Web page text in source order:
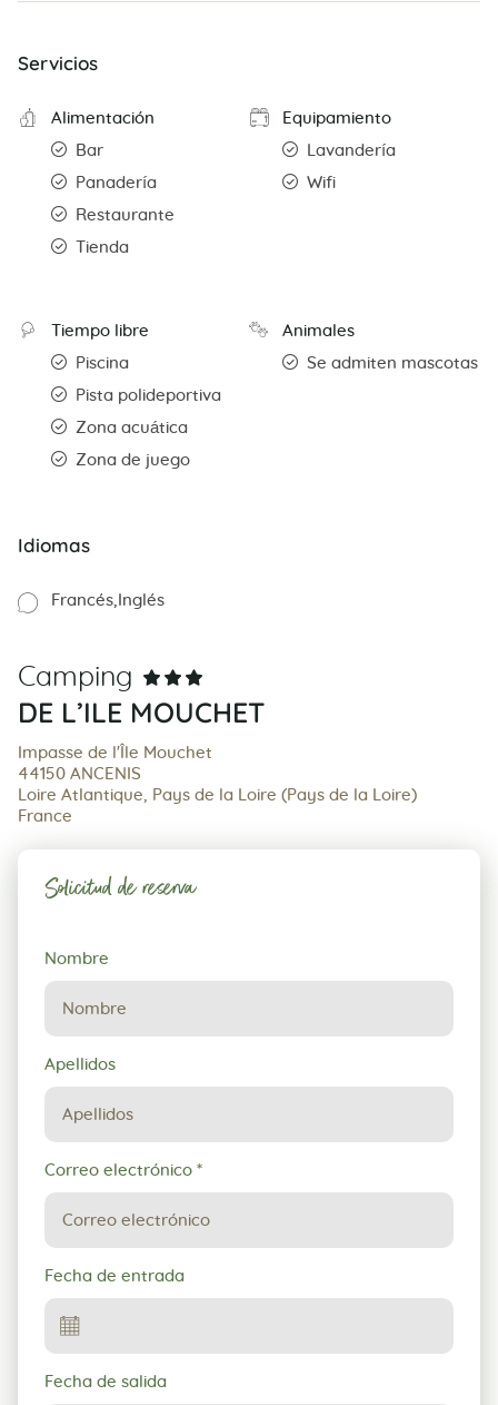
Servicios
Alimentación
Bar
Panadería
Restaurante
Tienda
Equipamiento
Lavandería
Wifi
Tiempo libre
Piscina
Pista polideportiva
Zona acuática
Zona de juego
Animales
Se admiten mascotas
Idiomas
Francés Inglés
Camping
DE L’ILE MOUCHET
Impasse de l'Île Mouchet
44150 ANCENIS
Loire Atlantique, Pays de la Loire (Pays de la Loire)
France
Solicitud de reserva
Solicitud
de
reserva
Nombre
Apellidos
Correo electrónico *
Fecha de entrada
Fecha de salida